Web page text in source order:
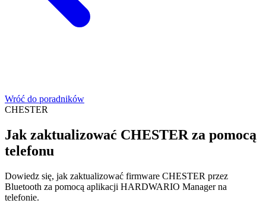
Wróć do poradników
CHESTER
Jak zaktualizować CHESTER za pomocą
telefonu
Dowiedz się, jak zaktualizować firmware CHESTER przez
Bluetooth za pomocą aplikacji HARDWARIO Manager na
telefonie.